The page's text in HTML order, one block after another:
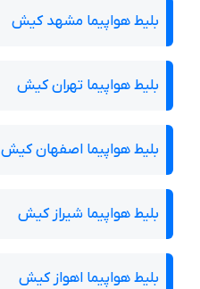
بلیط هواپیما مشهد کیش
بلیط هواپیما تهران کیش
بلیط هواپیما اصفهان کیش
بلیط هواپیما شیراز کیش
بلیط هواپیما اهواز کیش